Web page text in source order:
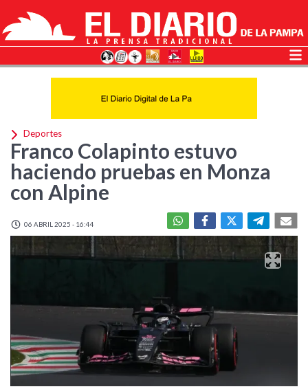
Deportes
Franco Colapinto estuvo
haciendo pruebas en Monza
con Alpine
06 ABRIL 2025 - 16:44